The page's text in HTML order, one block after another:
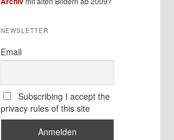
NEWSLETTER
Email
Subscribing I accept the
privacy rules of this site